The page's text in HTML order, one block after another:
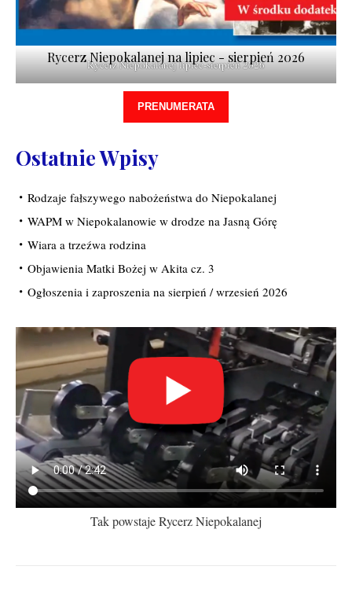
Rycerz Niepokalanej lipiec-sierpień 2026
Rycerz Niepokalanej na lipiec - sierpień 2026
PRENUMERATA
Ostatnie Wpisy
Rodzaje fałszywego nabożeństwa do Niepokalanej
WAPM w Niepokalanowie w drodze na Jasną Górę
Wiara a trzeźwa rodzina
Objawienia Matki Bożej w Akita cz. 3
Ogłoszenia i zaproszenia na sierpień / wrzesień 2026
Tak powstaje Rycerz Niepokalanej